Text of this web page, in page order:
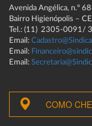
Avenida Angélica, n.º
Bairro Higienópolis –
Tel.: (11) 2305-0091/
Email:
Email:
Email:
COMO